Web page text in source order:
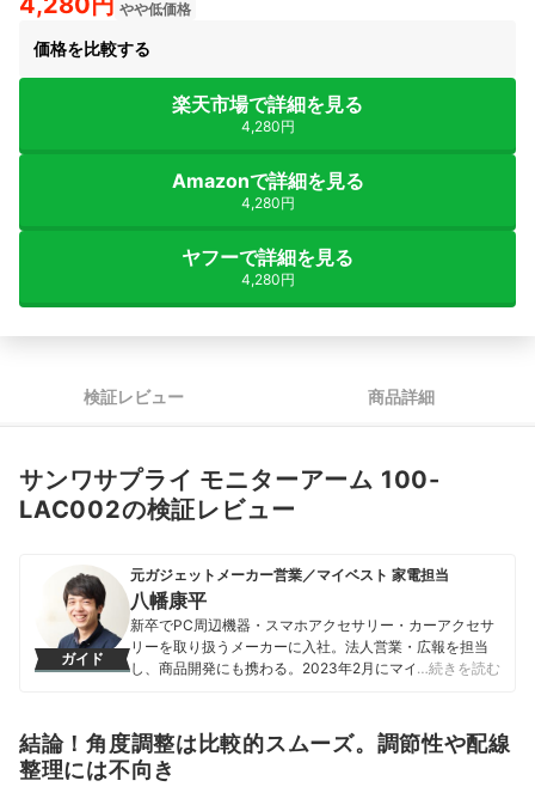
やや低価格
価格を比較する
楽天市場で詳細を見る
4,280円
Amazonで詳細を見る
4,280円
ヤフーで詳細を見る
4,280円
検証レビュー 商品詳細
サンワサプライ モニターアーム 100-
LAC002の検証レビュー
ガイド
元ガジェットメーカー営業／マイベスト 家電担当
八幡康平
新卒でPC周辺機器・スマホアクセサリー・カーアクセサ
リーを取り扱うメーカーに入社。法人営業・広報を担当
し、商品開発にも携わる。2023年2月にマイベストに入
家電を中心に幅広いジャンルのコンテンツ制作に携わ
る。「専門性をもとにした調査・検証を通じ、一人ひと
りに合った選択肢を分かりやすく提案すること」を心が
…続きを読む
結論！角度調整は比較的スムーズ。調節性や配線
整理には不向き